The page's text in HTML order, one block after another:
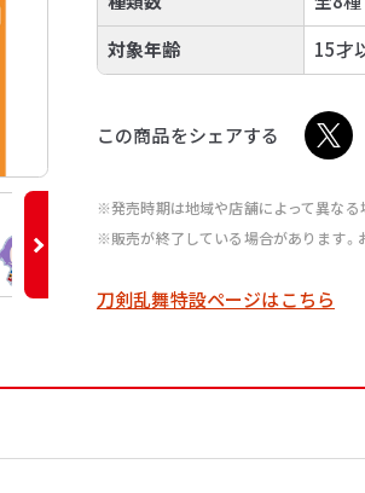
対象年齢
15才
この商品をシェアする
※発売時期は地域や店舗によって異なる
※販売が終了している場合があります。
刀剣乱舞特設ページはこちら